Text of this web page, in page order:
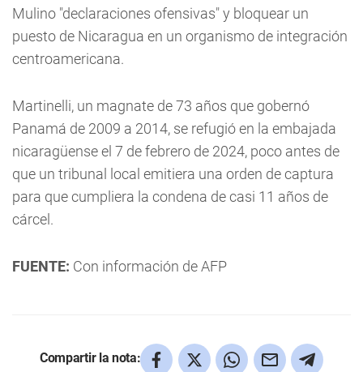
Mulino "declaraciones ofensivas" y bloquear un
puesto de Nicaragua en un organismo de integración
centroamericana.
Martinelli, un magnate de 73 años que gobernó
Panamá de 2009 a 2014, se refugió en la embajada
nicaragüense el 7 de febrero de 2024, poco antes de
que un tribunal local emitiera una orden de captura
para que cumpliera la condena de casi 11 años de
cárcel.
FUENTE: Con información de AFP
Compartir la nota: